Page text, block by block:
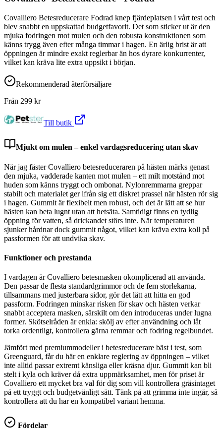
Covalliero Betesreducerare Fodrad knep fjärdeplatsen i vårt test och
blev snabbt en uppskattad budgetfavorit. Det som sticker ut är den
mjuka fodringen mot mulen och den robusta konstruktionen som
känns trygg även efter många timmar i hagen. En ärlig brist är att
öppningen är mindre exakt reglerbar än hos dyrare konkurrenter,
vilket kan kräva lite extra uppsikt i början.
Rekommenderad återförsäljare
Från 299 kr
Till butik
Mjukt om mulen – enkel vardagsreducering utan skav
När jag fäster Covalliero betesreduceraren på hästen märks genast
den mjuka, vadderade kanten mot mulen – ett milt motstånd mot
huden som känns tryggt och ombonat. Nylonremmarna greppar
stabilt och materialet ger ifrån sig ett diskret prassel när hästen rör sig
i hagen. Gummit är flexibelt men robust, och det är lätt att se hur
hästen kan beta lugnt utan att hetsäta. Samtidigt finns en tydlig
öppning för vatten, så drickandet störs inte. När temperaturen
sjunker hårdnar dock gummit något, vilket kan kräva extra koll på
passformen för att undvika skav.
Funktioner och prestanda
I vardagen är Covalliero betesmasken okomplicerad att använda.
Den passar de flesta standardgrimmor och de fem storlekarna,
tillsammans med justerbara sidor, gör det lätt att hitta en god
passform. Fodringen minskar risken för skav och hästen verkar
snabbt acceptera masken, särskilt om den introduceras under lugna
former. Skötselråden är enkla: skölj av efter användning och låt
torka ordentligt, kontrollera gärna remmar och fodring regelbundet.
Jämfört med premiummodeller i betesreducerare bäst i test, som
Greenguard, får du här en enklare reglering av öppningen – vilket
inte alltid passar extremt känsliga eller kräsna djur. Gummit kan bli
stelt i kyla och kräver då extra uppmärksamhet, men för priset är
Covalliero ett mycket bra val för dig som vill kontrollera gräsintaget
på ett tryggt och budgetvänligt sätt. Tänk på att grimma inte ingår, så
kontrollera att du har en kompatibel variant hemma.
Fördelar